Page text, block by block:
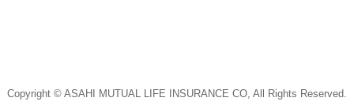
Copyright © ASAHI MUTUAL LIFE INSURANCE CO, All Rights Reserved.